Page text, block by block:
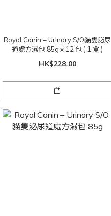
Royal Canin – Urinary S/O貓隻泌尿
道處方濕包 85g x 12 包 ( 1 盒 )
HK$228.00